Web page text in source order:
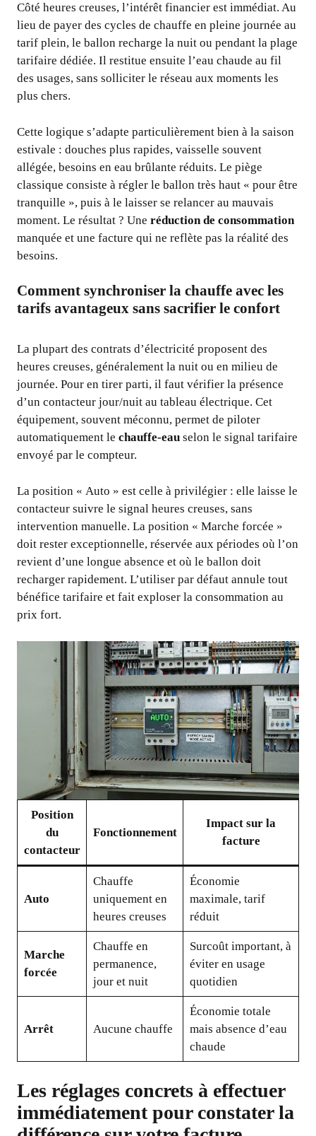
Côté heures creuses, l’intérêt financier est immédiat. Au
lieu de payer des cycles de chauffe en pleine journée au
tarif plein, le ballon recharge la nuit ou pendant la plage
tarifaire dédiée. Il restitue ensuite l’eau chaude au fil
des usages, sans solliciter le réseau aux moments les
plus chers.
Cette logique s’adapte particulièrement bien à la saison
estivale : douches plus rapides, vaisselle souvent
allégée, besoins en eau brûlante réduits. Le piège
classique consiste à régler le ballon très haut « pour être
tranquille », puis à le laisser se relancer au mauvais
moment. Le résultat ? Une réduction de consommation
manquée et une facture qui ne reflète pas la réalité des
besoins.
Comment synchroniser la chauffe avec les
tarifs avantageux sans sacrifier le confort
La plupart des contrats d’électricité proposent des
heures creuses, généralement la nuit ou en milieu de
journée. Pour en tirer parti, il faut vérifier la présence
d’un contacteur jour/nuit au tableau électrique. Cet
équipement, souvent méconnu, permet de piloter
automatiquement le chauffe-eau selon le signal tarifaire
envoyé par le compteur.
La position « Auto » est celle à privilégier : elle laisse le
contacteur suivre le signal heures creuses, sans
intervention manuelle. La position « Marche forcée »
doit rester exceptionnelle, réservée aux périodes où l’on
revient d’une longue absence et où le ballon doit
recharger rapidement. L’utiliser par défaut annule tout
bénéfice tarifaire et fait exploser la consommation au
prix fort.
Position
du
contacteur
Fonctionnement
Impact sur la
facture
Auto
Chauffe
uniquement en
heures creuses
Économie
maximale, tarif
réduit
Marche
forcée
Chauffe en
permanence,
jour et nuit
Surcoût important, à
éviter en usage
quotidien
Arrêt Aucune chauffe
Économie totale
mais absence d’eau
chaude
Les réglages concrets à effectuer
immédiatement pour constater la